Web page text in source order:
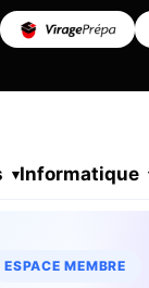
Informatique
ESPACE MEMBRE